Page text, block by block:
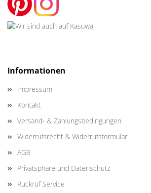
Informationen
Impressum
Kontakt
Versand- & Zahlungsbedingungen
Widerrufsrecht & Widerrufsformular
AGB
Privatsphäre und Datenschutz
Rückruf Service